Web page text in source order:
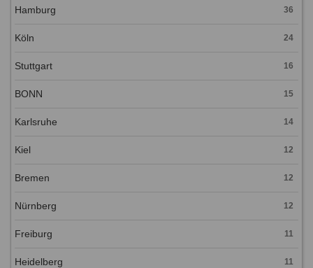
Hamburg 36
Köln 24
Stuttgart 16
BONN 15
Karlsruhe 14
Kiel 12
Bremen 12
Nürnberg 12
Freiburg 11
Heidelberg 11